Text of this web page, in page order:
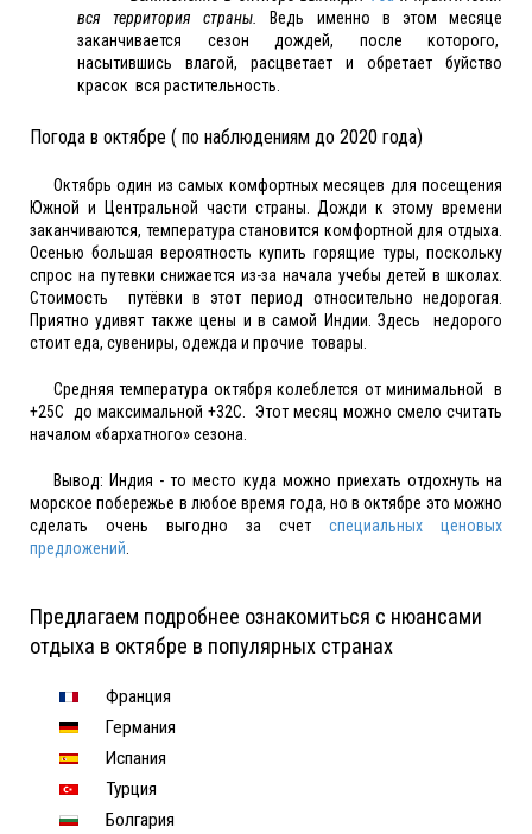
вся территория страны.
Ведь именно в этом месяце
заканчивается сезон дождей, после которого,
насытившись влагой, расцветает и обретает буйство
красок вся растительность.
Погода в октябре ( по наблюдениям до 2020 года)
Октябрь один из самых комфортных месяцев для посещения
Южной и Центральной части страны. Дожди к этому времени
заканчиваются, температура становится комфортной для отдыха.
Осенью большая вероятность купить горящие туры, поскольку
спрос на путевки снижается из-за начала учебы детей в школах.
Стоимость путёвки в этот период относительно недорогая.
Приятно удивят также цены и в самой Индии. Здесь недорого
стоит еда, сувениры, одежда и прочие товары.
Средняя температура октября колеблется от минимальной в
+25С до максимальной +32С. Этот месяц можно смело считать
началом «бархатного» сезона.
Вывод: Индия - то место куда можно приехать отдохнуть на
морское побережье в любое время года, но в октябре это можно
сделать очень выгодно за счет специальных ценовых
предложений
Предлагаем подробнее ознакомиться с нюансами
отдыха в октябре в популярных странах
Франция
Германия
Испания
Турция
Болгария